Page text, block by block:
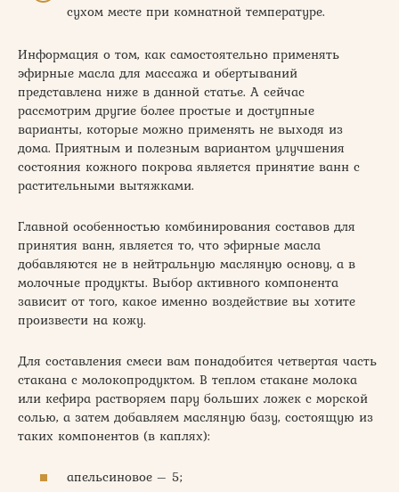
сухом месте при комнатной температуре.
Информация о том, как самостоятельно применять
эфирные масла для массажа и обертываний
представлена ниже в данной статье. А сейчас
рассмотрим другие более простые и доступные
варианты, которые можно применять не выходя из
дома. Приятным и полезным вариантом улучшения
состояния кожного покрова является принятие ванн с
растительными вытяжками.
Главной особенностью комбинирования составов для
принятия ванн, является то, что эфирные масла
добавляются не в нейтральную масляную основу, а в
молочные продукты. Выбор активного компонента
зависит от того, какое именно воздействие вы хотите
произвести на кожу.
Для составления смеси вам понадобится четвертая часть
стакана с молокопродуктом. В теплом стакане молока
или кефира растворяем пару больших ложек с морской
солью, а затем добавляем масляную базу, состоящую из
таких компонентов (в каплях):
апельсиновое – 5;